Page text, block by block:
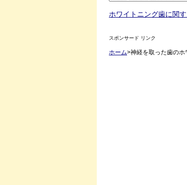
ホワイトニング歯に関
スポンサード リンク
ホーム>神経を取った歯のホ